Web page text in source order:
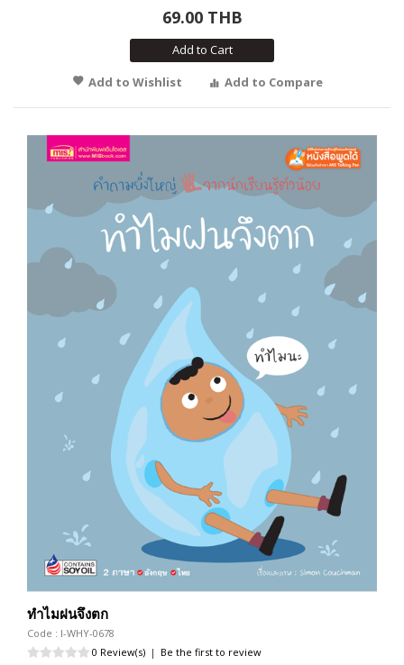
69.00 THB
Add to Cart
Add to Wishlist
Add to Compare
ทำไมฝนจึงตก
Code : I-WHY-0678
0 Review(s) | Be the first to review